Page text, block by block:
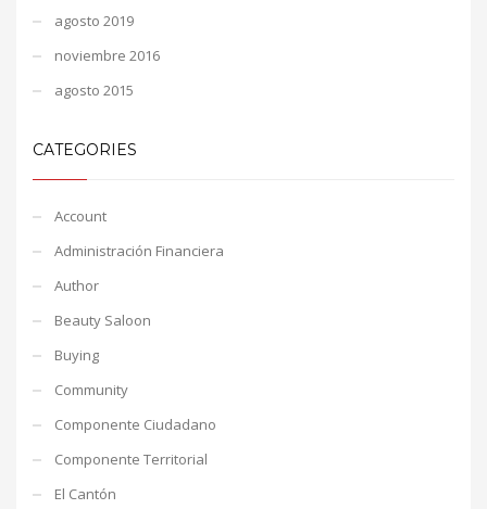
agosto 2019
noviembre 2016
agosto 2015
CATEGORIES
Account
Administración Financiera
Author
Beauty Saloon
Buying
Community
Componente Ciudadano
Componente Territorial
El Cantón